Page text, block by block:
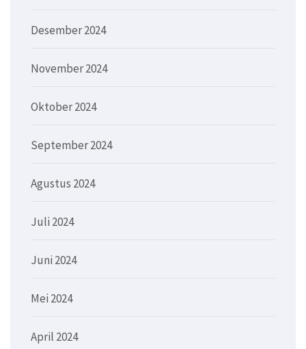
Desember 2024
November 2024
Oktober 2024
September 2024
Agustus 2024
Juli 2024
Juni 2024
Mei 2024
April 2024